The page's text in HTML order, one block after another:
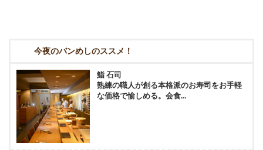
今夜のバンめしのススメ！
鮨 石司
熟練の職人が創る本格派のお寿司をお手軽
な価格で愉しめる。会食...